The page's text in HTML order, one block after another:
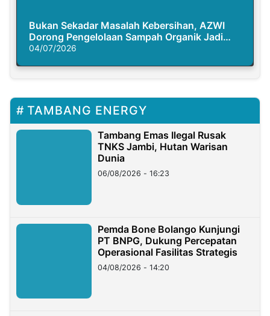
Bukan Sekadar Masalah Kebersihan, AZWI
Dorong Pengelolaan Sampah Organik Jadi
Solusi Krisis Iklim
04/07/2026
TAMBANG ENERGY
Tambang Emas Ilegal Rusak
TNKS Jambi, Hutan Warisan
Dunia
06/08/2026 - 16:23
Pemda Bone Bolango Kunjungi
PT BNPG, Dukung Percepatan
Operasional Fasilitas Strategis
04/08/2026 - 14:20